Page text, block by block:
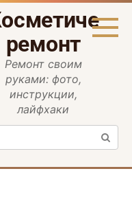
ремонт
Ремонт своим
руками: фото,
инструкции,
лайфхаки